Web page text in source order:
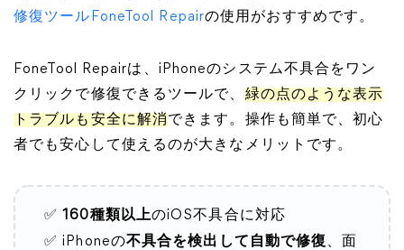
修復ツールFoneTool Repairの使用がおすすめです。
FoneTool Repairは、iPhoneのシステム不具合をワン
クリックで修復できるツールで、 緑の点のような表示
トラブルも安全に解消できます。操作も簡単で、初心
者でも安心して使えるのが大きなメリットです。
✅160種類以上のiOS不具合に対応
✅ iPhoneの不具合を検出して自動で修復 、面